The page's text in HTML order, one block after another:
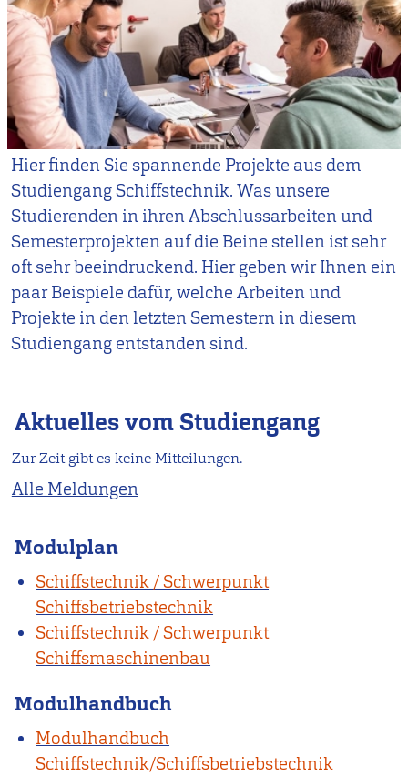
Hier finden Sie spannende Projekte aus dem
Studiengang Schiffstechnik. Was unsere
Studierenden in ihren Abschlussarbeiten und
Semesterprojekten auf die Beine stellen ist sehr
oft sehr beeindruckend. Hier geben wir Ihnen ein
paar Beispiele dafür, welche Arbeiten und
Projekte in den letzten Semestern in diesem
Studiengang entstanden sind.
Aktuelles vom Studiengang
Zur Zeit gibt es keine Mitteilungen.
Alle Meldungen
Modulplan
Schiffstechnik / Schwerpunkt
Schiffsbetriebstechnik
Schiffstechnik / Schwerpunkt
Schiffsmaschinenbau
Modulhandbuch
Modulhandbuch
Schiffstechnik/Schiffsbetriebstechnik